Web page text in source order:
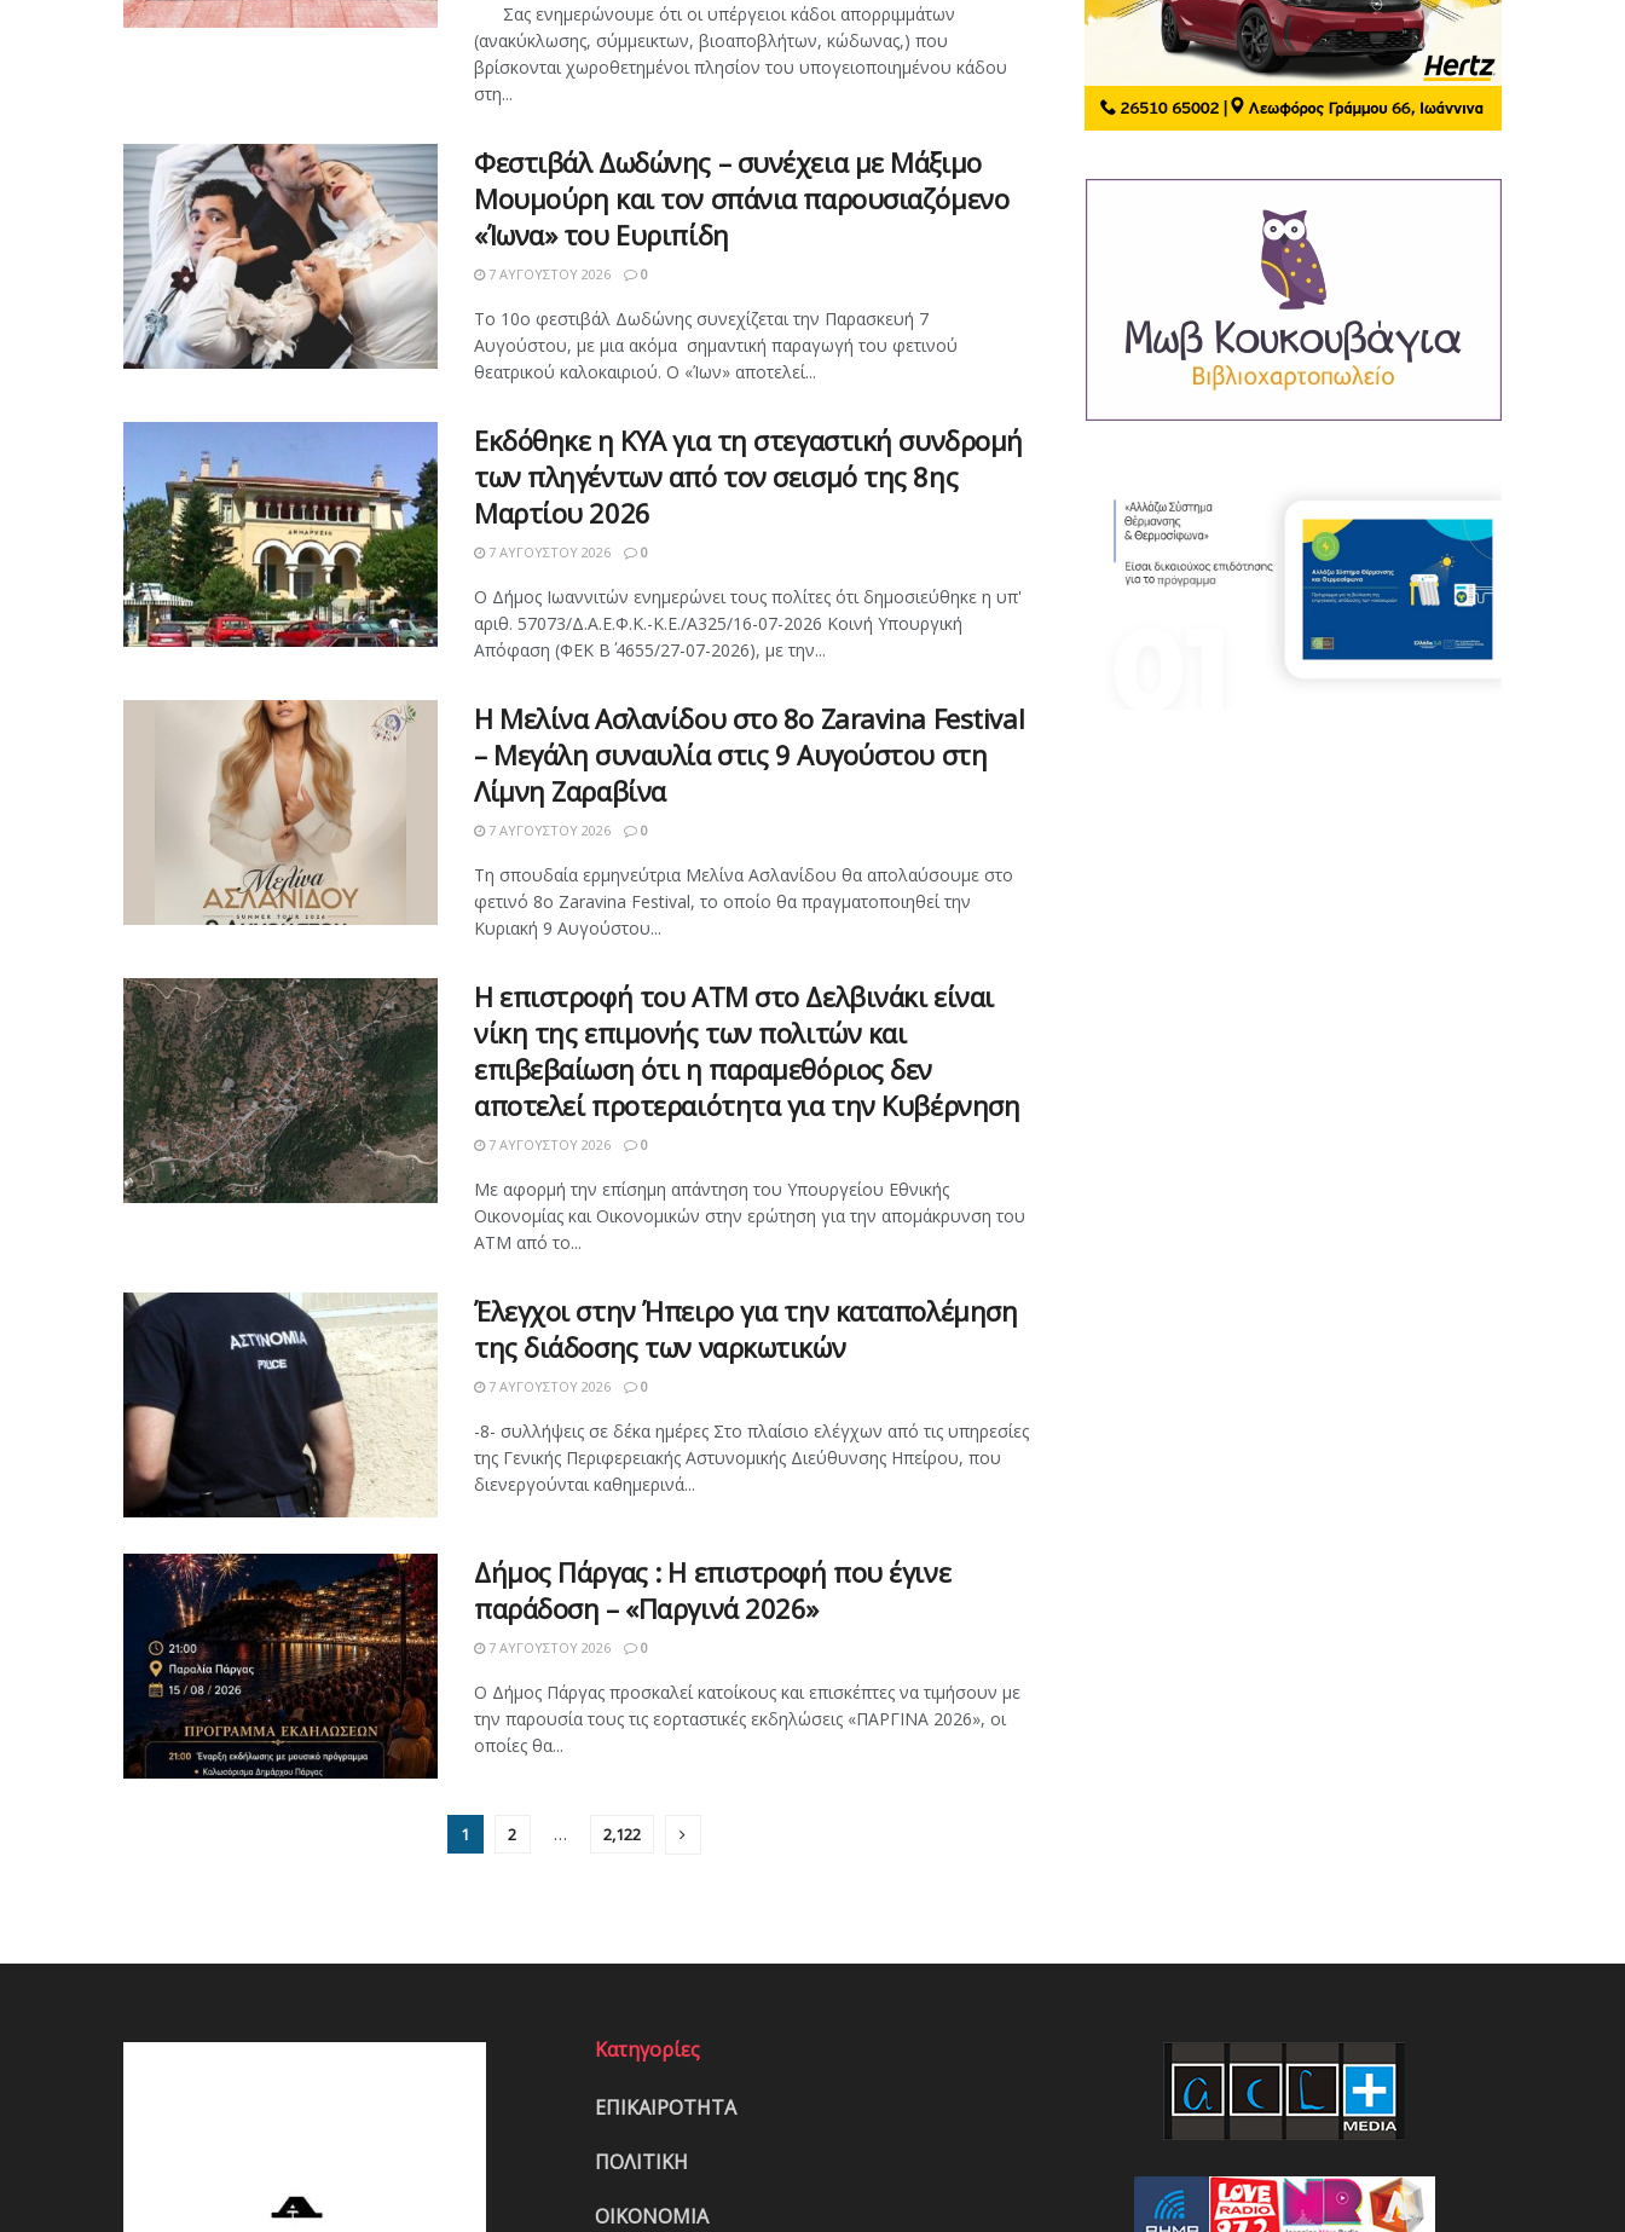
Σας ενημερώνουμε ότι οι υπέργειοι κάδοι απορριμμάτων
(ανακύκλωσης, σύμμεικτων, βιοαποβλήτων, κώδωνας,) που
βρίσκονται χωροθετημένοι πλησίον του υπογειοποιημένου κάδου
στη...
Φεστιβάλ Δωδώνης – συνέχεια με Μάξιμο
Μουμούρη και τον σπάνια παρουσιαζόμενο
«Ίωνα» του Ευριπίδη
7 ΑΥΓΟΎΣΤΟΥ 2026 0
Το 10ο φεστιβάλ Δωδώνης συνεχίζεται την Παρασκευή 7
Αυγούστου, με μια ακόμα σημαντική παραγωγή του φετινού
θεατρικού καλοκαιριού. Ο «Ίων» αποτελεί...
Εκδόθηκε η ΚΥΑ για τη στεγαστική συνδρομή
των πληγέντων από τον σεισμό της 8ης
Μαρτίου 2026
7 ΑΥΓΟΎΣΤΟΥ 2026 0
Ο Δήμος Ιωαννιτών ενημερώνει τους πολίτες ότι δημοσιεύθηκε η υπ'
αριθ. 57073/Δ.Α.Ε.Φ.Κ.-Κ.Ε./Α325/16-07-2026 Κοινή Υπουργική
Απόφαση (ΦΕΚ Β΄ 4655/27-07-2026), με την...
Η Μελίνα Ασλανίδου στο 8ο Zaravina Festival
– Μεγάλη συναυλία στις 9 Αυγούστου στη
Λίμνη Ζαραβίνα
7 ΑΥΓΟΎΣΤΟΥ 2026 0
Τη σπουδαία ερμηνεύτρια Μελίνα Ασλανίδου θα απολαύσουμε στο
φετινό 8ο Zaravina Festival, το οποίο θα πραγματοποιηθεί την
Κυριακή 9 Αυγούστου...
Η επιστροφή του ΑΤΜ στο Δελβινάκι είναι
νίκη της επιμονής των πολιτών και
επιβεβαίωση ότι η παραμεθόριος δεν
αποτελεί προτεραιότητα για την Κυβέρνηση
7 ΑΥΓΟΎΣΤΟΥ 2026 0
Με αφορμή την επίσημη απάντηση του Υπουργείου Εθνικής
Οικονομίας και Οικονομικών στην ερώτηση για την απομάκρυνση του
ΑΤΜ από το...
Έλεγχοι στην Ήπειρο για την καταπολέμηση
της διάδοσης των ναρκωτικών
7 ΑΥΓΟΎΣΤΟΥ 2026 0
-8- συλλήψεις σε δέκα ημέρες Στο πλαίσιο ελέγχων από τις υπηρεσίες
της Γενικής Περιφερειακής Αστυνομικής Διεύθυνσης Ηπείρου, που
διενεργούνται καθημερινά...
Δήμος Πάργας : Η επιστροφή που έγινε
παράδοση – «Παργινά 2026»
7 ΑΥΓΟΎΣΤΟΥ 2026 0
Ο Δήμος Πάργας προσκαλεί κατοίκους και επισκέπτες να τιμήσουν με
την παρουσία τους τις εορταστικές εκδηλώσεις «ΠΑΡΓΙΝΑ 2026», οι
οποίες θα...
1 2 … 2,122
Κατηγορίες
ΕΠΙΚΑΙΡΟΤΗΤΑ
ΠΟΛΙΤΙΚΗ
ΟΙΚΟΝΟΜΙΑ